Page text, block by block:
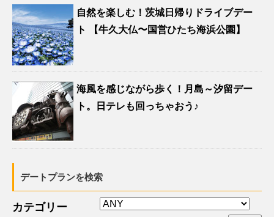
自然を楽しむ！茨城日帰りドライブデー
ト 【牛久大仏〜国営ひたち海浜公園】
海風を感じながら歩く！月島～汐留デー
ト。日テレも回っちゃおう♪
デートプランを検索
カテゴリー